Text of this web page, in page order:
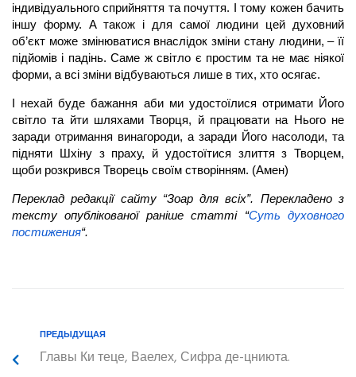
індивідуального сприйняття та почуття. І тому кожен бачить
іншу форму. А також і для самої людини цей духовний
об’єкт може змінюватися внаслідок зміни стану людини, – її
підйомів і падінь. Саме ж світло є простим та не має ніякої
форми, а всі зміни відбуваються лише в тих, хто осягає.
І нехай буде бажання аби ми удостоїлися отримати Його
світло та йти шляхами Творця, й працювати на Нього не
заради отримання винагороди, а заради Його насолоди, та
підняти Шхіну з праху, й удостоїтися злиття з Творцем,
щоби розкрився Творець своїм створінням. (Амен)
Переклад редакції сайту “Зоар для всіх”. Перекладено з
тексту опублікованої раніше статті “Суть духовного
постижения“.
ПРЕДЫДУЩАЯ
Главы Ки теце, Ваелех, Сифра де-цниюта.